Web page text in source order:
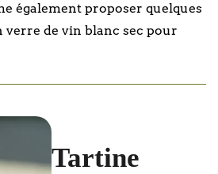
également proposer quelques
verre de vin blanc sec pour
Tartine